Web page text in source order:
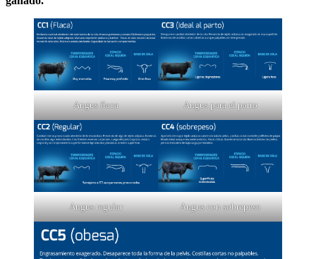
Angus flaca Angus para el parto
Angus regular Angus con sobrepeso